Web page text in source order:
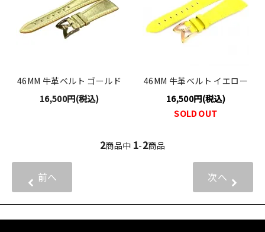
46MM 牛革ベルト ゴールド
16,500円(税込)
46MM 牛革ベルト イエロー
16,500円(税込)
SOLD OUT
2商品中 1-2商品
前へ 次へ